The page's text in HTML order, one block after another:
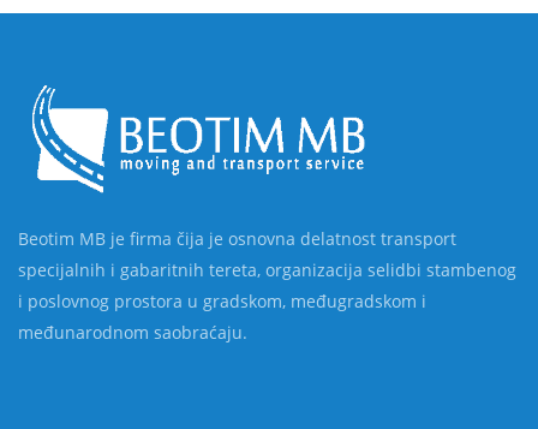
Beotim MB je firma čija je osnovna delatnost transport
specijalnih i gabaritnih tereta, organizacija selidbi stambenog
i poslovnog prostora u gradskom, međugradskom i
međunarodnom saobraćaju.